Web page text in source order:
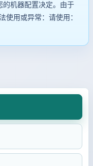
的机器配置决定。由于
使用或异常：请使用：